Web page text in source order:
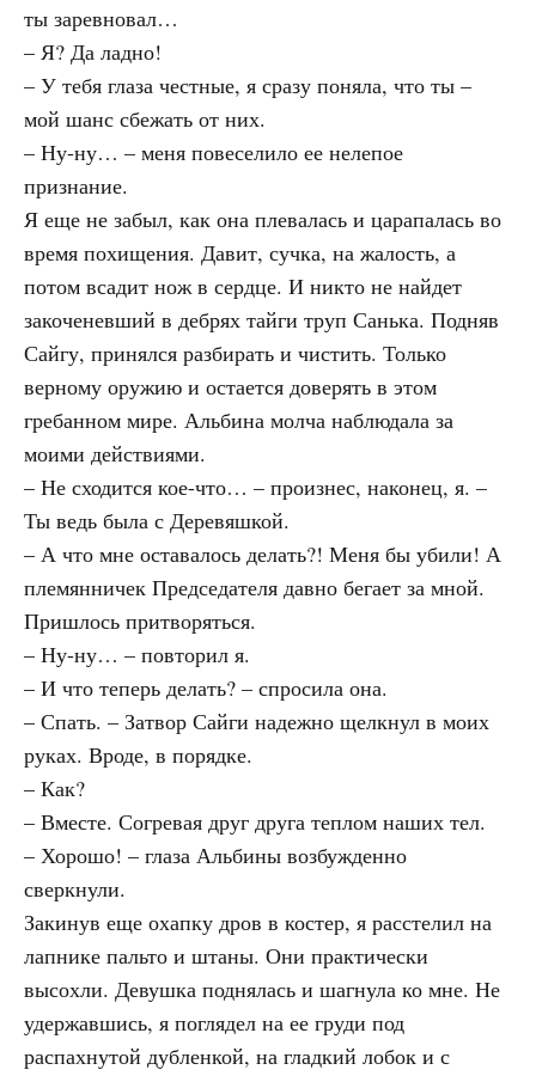
ты заревновал…
– Я? Да ладно!
– У тебя глаза честные, я сразу поняла, что ты –
мой шанс сбежать от них.
– Ну-ну… – меня повеселило ее нелепое
признание.
Я еще не забыл, как она плевалась и царапалась во
время похищения. Давит, сучка, на жалость, а
потом всадит нож в сердце. И никто не найдет
закоченевший в дебрях тайги труп Санька. Подняв
Сайгу, принялся разбирать и чистить. Только
верному оружию и остается доверять в этом
гребанном мире. Альбина молча наблюдала за
моими действиями.
– Не сходится кое-что… – произнес, наконец, я. –
Ты ведь была с Деревяшкой.
– А что мне оставалось делать?! Меня бы убили! А
племянничек Председателя давно бегает за мной.
Пришлось притворяться.
– Ну-ну… – повторил я.
– И что теперь делать? – спросила она.
– Спать. – Затвор Сайги надежно щелкнул в моих
руках. Вроде, в порядке.
– Как?
– Вместе. Согревая друг друга теплом наших тел.
– Хорошо! – глаза Альбины возбужденно
сверкнули.
Закинув еще охапку дров в костер, я расстелил на
лапнике пальто и штаны. Они практически
высохли. Девушка поднялась и шагнула ко мне. Не
удержавшись, я поглядел на ее груди под
распахнутой дубленкой, на гладкий лобок и с